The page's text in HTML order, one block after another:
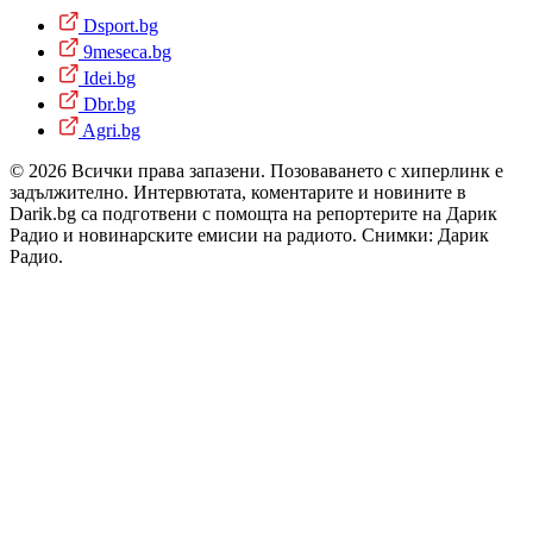
Dsport.bg
9meseca.bg
Idei.bg
Dbr.bg
Agri.bg
© 2026 Всички права запазени. Позоваването с хиперлинк е
задължително. Интервютата, коментарите и новините в
Darik.bg са подготвени с помощта на репортерите на Дарик
Радио и новинарските емисии на радиото. Снимки: Дарик
Радио.